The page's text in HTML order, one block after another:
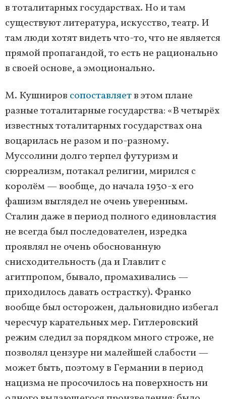
в тоталитарных государствах. Но и там
существуют литература, искусство, театр. И
там люди хотят видеть что-то, что не является
прямой пропагандой, то есть не рационально
в своей основе, а эмоционально.
М. Кушниров сопоставляетв этом плане
разные тоталитарные государства: «В четырёх
известных тоталитарных государствах она
воцарилась не разом и по-разному.
Муссолини долго терпел футуризм и
сюрреализм, потакал религии, мирился с
королём — вообще, до начала 1930-х его
фашизм выглядел не очень уверенным.
Сталин даже в период полного единовластия
не всегда был последователен, изредка
проявлял не очень обоснованную
снисходительность (да и Главлит с
агитпропом, бывало, промахивались —
приходилось давать острастку). Франко
вообще был осторожен, дальновидно избегал
чересчур карательных мер. Гитлеровский
режим следил за порядком много строже, не
позволял цензуре ни малейшей слабости —
может быть, поэтому в Германии в период
нацизма не просочилось на поверхность ни